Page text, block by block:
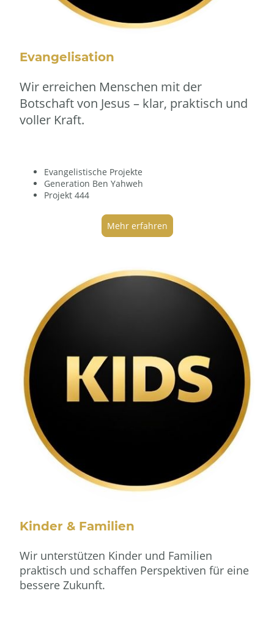
Evangelisation
Wir erreichen Menschen mit der
Botschaft von Jesus – klar, praktisch und
voller Kraft.
Evangelistische Projekte
Generation Ben Yahweh
Projekt 444
Mehr erfahren
Kinder & Familien
Wir unterstützen Kinder und Familien
praktisch und schaffen Perspektiven für eine
bessere Zukunft.